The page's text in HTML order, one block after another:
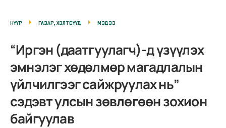
НҮҮР ГАЗАР, ХЭЛТСҮҮД МЭДЭЭ
“Иргэн (даатгуулагч)-д үзүүлэх
эмнэлэг хөдөлмөр магадлалын
үйлчилгээг сайжруулах нь”
сэдэвт улсын зөвлөгөөн зохион
байгуулав